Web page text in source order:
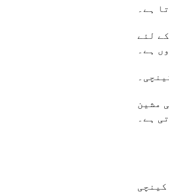
ہے۔
لئے
ہے۔
مشین
ہے۔
کینچی